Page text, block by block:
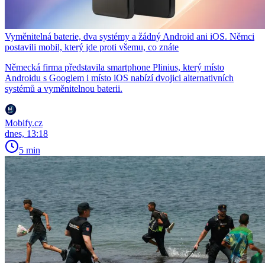
Vyměnitelná baterie, dva systémy a žádný Android ani iOS. Němci
postavili mobil, který jde proti všemu, co znáte
Německá firma představila smartphone Plinius, který místo
Androidu s Googlem i místo iOS nabízí dvojici alternativních
systémů a vyměnitelnou baterii.
Mobify.cz
dnes, 13:18
5 min